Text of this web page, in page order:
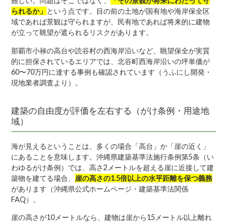
られるか」 という点です。目の前の土地が国有地や海岸保全区
域であれば景観は守られますが、民有地であれば将来的に建物
が立って眺望が遮られるリスクがあります。
那覇市小禄の高台や読谷村の西海岸沿いなど、眺望保全が実質
的に担保されているエリアでは、北谷町西海岸沿いの坪単価が
60〜70万円に達する事例も確認されています（うふにし開発・
現地業者調査より）。
建築の自由度が評価を左右する（がけ条例・用途地
域）
海が見えるということは、多くの場合「高台」か「崖の近く」
にあることを意味します。沖縄県建築基準法施行条例第5条（い
わゆるがけ条例）では、高さ2メートルを超える崖に近接して建
築物を建てる場合、 崖の高さの1.5倍以上の水平距離を保つ義務
があります（沖縄県公式ホームページ・建築基準法関係
FAQ）。
崖の高さが10メートルなら、建物は崖から15メートル以上離れ